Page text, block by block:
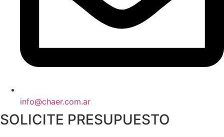
info@chaer.com.ar
SOLICITE PRESUPUESTO